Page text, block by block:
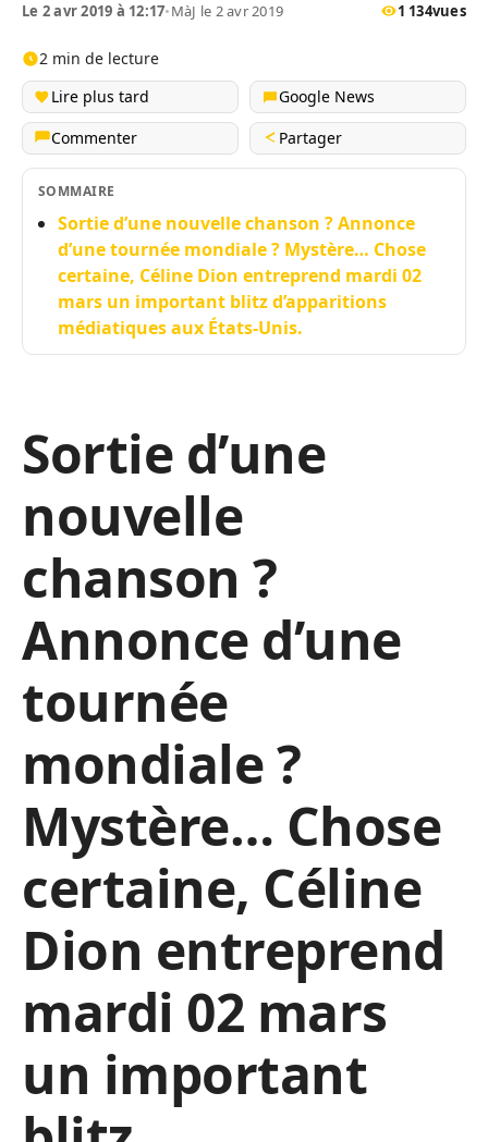
Le 2 avr 2019 à 12:17•MàJ le 2 avr 2019 1 134vues
2 min de lecture
Lire plus tard
Google News
Commenter
Partager
SOMMAIRE
Sortie d’une nouvelle chanson ? Annonce
d’une tournée mondiale ? Mystère… Chose
certaine, Céline Dion entreprend mardi 02
mars un important blitz d’apparitions
médiatiques aux États-Unis.
Sortie d’une
nouvelle
chanson ?
Annonce d’une
tournée
mondiale ?
Mystère… Chose
certaine, Céline
Dion entreprend
mardi 02 mars
un important